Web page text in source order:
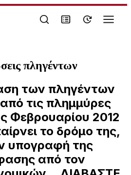
πληγέντων
των πληγέντων
τις πλημμύρες
Φεβρουαρίου 2012
το δρόμο της,
υπογραφή της
από τον